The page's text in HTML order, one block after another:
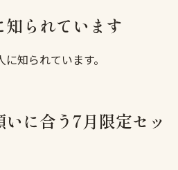
知られています
知られています。
に合う7月限定セッ